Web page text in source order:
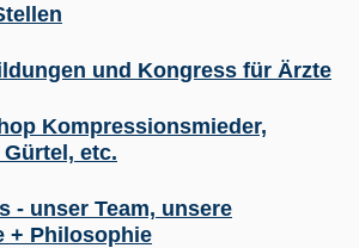
und Kongress für Ärzte
Kompressionsmieder,
etc.
- unser Team, unsere
+ Philosophie